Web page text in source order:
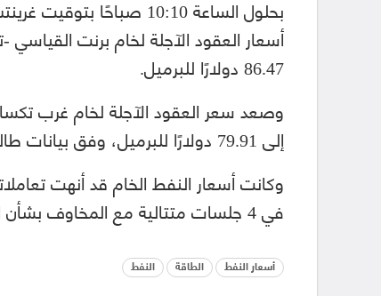
86.47 دولارًا للبرميل.
إلى 79.91 دولارًا للبرميل، وفق بيانات طالعتها منصة الطاقة المتخصصة.
في 4 جلسات متتالية مع المخاوف بشأن الطلب في أميركا.
أسعار النفط الطاقة النفط